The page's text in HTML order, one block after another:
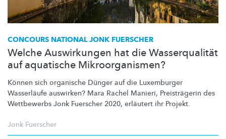
CONCOURS NATIONAL JONK FUERSCHER
Welche Auswirkungen hat die Wasserqualität
auf aquatische Mikroorganismen?
Können sich organische Dünger auf die Luxemburger
Wasserläufe auswirken? Mara Rachel Manieri, Preisträgerin des
Wettbewerbs Jonk Fuerscher 2020, erläutert ihr Projekt.
Jonk Fuerscher